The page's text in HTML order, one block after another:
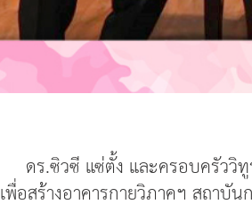
ดร.ซิวซี แซ่ตั้ง และครอบครัววิ
เพื่อสร้างอาคารกายวิภาคฯ สถา